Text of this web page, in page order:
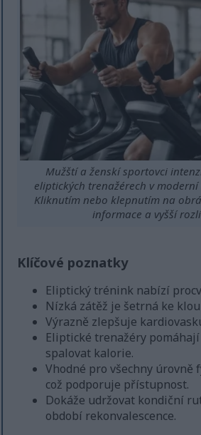
Mužští a ženskí sportovci
eliptických trenažérech v moderní
Kliknutím nebo klepnutím na
informace a vyšší
Klíčové poznatky
Eliptický trénink nabízí
Nízká zátěž je šetrná ke
Výrazně zlepšuje
Eliptické trenažéry
spalovat kalorie.
Vhodné pro všechny úrovně
což podporuje přístupnost.
Dokáže udržovat kondiční
období rekonvalescence.